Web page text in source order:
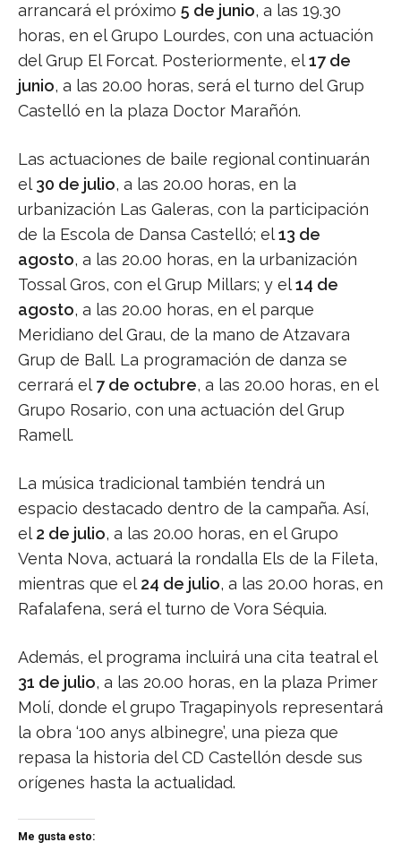
arrancará el próximo 5 de junio, a las 19.30
horas, en el Grupo Lourdes, con una actuación
del Grup El Forcat. Posteriormente, el17 de
junio, a las 20.00 horas, será el turno del Grup
Castelló en la plaza Doctor Marañón.
Las actuaciones de baile regional continuarán
el 30 de julio, a las 20.00 horas, en la
urbanización Las Galeras, con la participación
de la Escola de Dansa Castelló; el13 de
agosto, a las 20.00 horas, en la urbanización
Tossal Gros, con el Grup Millars; y el14 de
agosto, a las 20.00 horas, en el parque
Meridiano del Grau, de la mano de Atzavara
Grup de Ball. La programación de danza se
cerrará el 7 de octubre, a las 20.00 horas, en el
Grupo Rosario, con una actuación del Grup
Ramell.
La música tradicional también tendrá un
espacio destacado dentro de la campaña. Así,
el 2 de julio, a las 20.00 horas, en el Grupo
Venta Nova, actuará la rondalla Els de la Fileta,
mientras que el 24 de julio, a las 20.00 horas, en
Rafalafena, será el turno de Vora Séquia.
Además, el programa incluirá una cita teatral el
31 de julio, a las 20.00 horas, en la plaza Primer
Molí, donde el grupo Tragapinyols representará
la obra ‘100 anys albinegre’, una pieza que
repasa la historia del CD Castellón desde sus
orígenes hasta la actualidad.
Me gusta esto: